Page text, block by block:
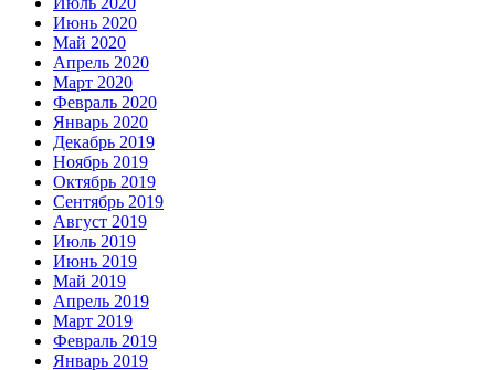
Июнь 2020
Май 2020
Апрель 2020
Март 2020
Февраль 2020
Январь 2020
Декабрь 2019
Ноябрь 2019
Октябрь 2019
Сентябрь 2019
Август 2019
Июль 2019
Июнь 2019
Май 2019
Апрель 2019
Март 2019
Февраль 2019
Январь 2019